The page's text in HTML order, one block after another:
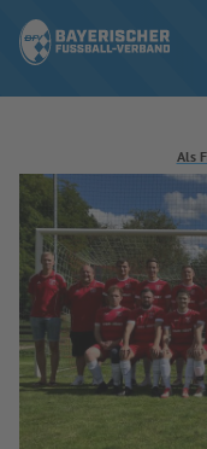
ERGEBNISSE &
NEUIGKEITEN
SPIELBETRIEB &
Als